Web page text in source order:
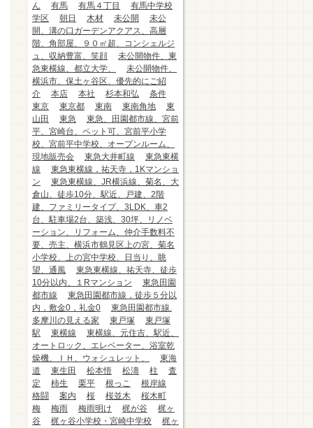
ん
有馬 有馬４丁目
有馬中学校
学区
朝日 木材 未公開
未公
開、溝の口ガーデンアクアス、高層
階、角部屋、９０㎡超、コンシェルジ
ュ、収納豊富、笑顔
未公開物件、東
急東横線、都立大学、
未公開物件、
横浜市、保土ヶ谷区、優先的にご紹
介
本店 本社 杉本和弘
条件
東京
東京都 東南 東南角地
東
山田
東急
東急、田園都市線、宮前
平、宮崎台、ペット可、宮前平小学
校、宮前平中学校、オープンルーム、
現地販売会
東急大井町線
東急東横
線
東急東横線，祐天寺，1Kマンショ
ン
東急東横線、JR横浜線、菊名、大
倉山、徒歩10分、駅近、戸建、2階
建、ファミリータイプ、3LDK、車2
台、駐車場2台、築浅、30坪、リノベ
ーション、リフォーム、仲介手数料不
要、売主、横浜市鶴見区上の宮、菊名
小学校、上の宮中学校、日当り、眺
望、通風
東急東横線、祐天寺、徒歩
10分以内、１Rマンション
東急田園
都市線
東急田園都市線，徒歩５分以
内，敷金0，礼金0
東急田園都市線.
多摩川の見える家
東戸塚
東戸塚
駅
東横線
東横線、元住吉、駅近、
オートロック、エレベーター、浴室乾
燥機、ＩＨ、ウォシュレット、
東海
道
東生田 松本悟 松濤 柱
査
定
柿生 栗平 根っこ
根岸線
格闘
案内 桜 桜並木
桜木町
梅
梅雨 梅雨明け 梶が谷
梶ヶ
谷
梶ヶ谷小学校・宮崎中学校
梶ヶ